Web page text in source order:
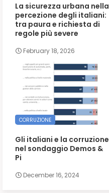
La sicurezza urbana nella
percezione degli italiani:
tra paura e richiesta di
regole più severe
February 18, 2026
CORRUZIONE
Gli italiani e la corruzione
nel sondaggio Demos &
Pi
December 16, 2024